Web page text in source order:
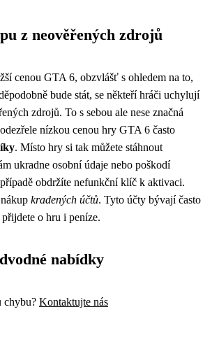
z neověřených zdrojů
cenou GTA 6, obzvlášť s ohledem na to,
bude stát, se někteří hráči uchylují
zdrojů. To s sebou ale nese značná
nízkou cenou hry GTA 6 často
. Místo hry si tak můžete stáhnout
ukradne osobní údaje nebo poškodí
obdržíte nefunkční klíč k aktivaci.
kradených účtů. Tyto účty bývají často
o hru i peníze.
nabídky
chybu? Kontaktujte nás